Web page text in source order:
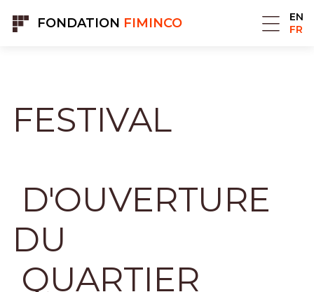
FONDATION FIMINCO
EN
FR
FESTIVAL
D'OUVERTURE
DU
QUARTIER